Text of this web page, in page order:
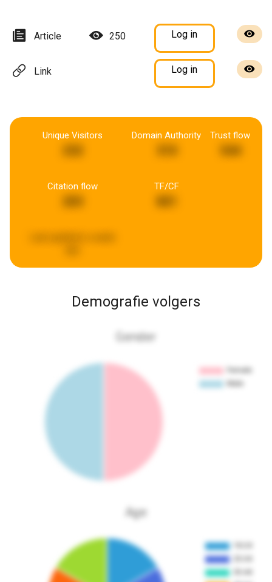
Article 250 Log in
Link Log in
Unique Visitors Domain Authority Trust flow
544
Citation flow TF/CF
Demografie volgers
Gender
Age